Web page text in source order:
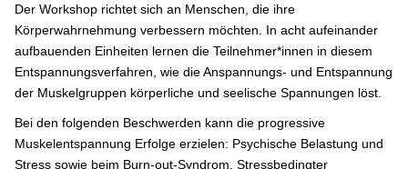
Der Workshop richtet sich an Menschen, die ihre
Körperwahrnehmung verbessern möchten. In acht aufeinander
aufbauenden Einheiten lernen die Teilnehmer*innen in diesem
Entspannungsverfahren, wie die Anspannungs- und Entspannung
der Muskelgruppen körperliche und seelische Spannungen löst.
Bei den folgenden Beschwerden kann die progressive
Muskelentspannung Erfolge erzielen: Psychische Belastung und
Stress sowie beim Burn-out-Syndrom, Stressbedingter